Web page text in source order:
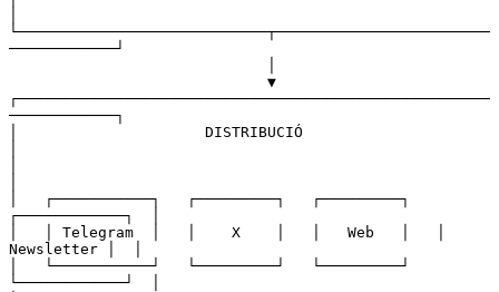
└────────────────────────────┬────────────────────────
────────────┘
                             ▼
┌─────────────────────────────────────────────────────
────────────┐
│                     DISTRIBUCIÓ
│   ┌───────────┐   ┌─────────┐   ┌─────────┐
┌────────────┐  │
│   │ Telegram  │   │    X    │   │   Web   │   │
Newsletter │  │
│   └───────────┘   └─────────┘   └─────────┘
└────────────┘  │